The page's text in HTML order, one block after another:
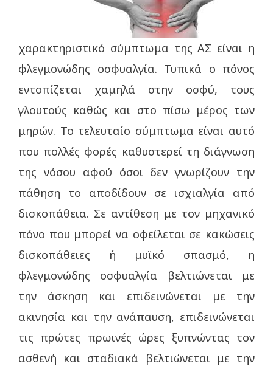
χαρακτηριστικό σύμπτωμα της ΑΣ είναι η
φλεγμονώδης οσφυαλγία. Τυπικά ο πόνος
εντοπίζεται χαμηλά στην οσφύ, τους
γλουτούς καθώς και στο πίσω μέρος των
μηρών. Το τελευταίο σύμπτωμα είναι αυτό
που πολλές φορές καθυστερεί τη διάγνωση
της νόσου αφού όσοι δεν γνωρίζουν την
πάθηση το αποδίδουν σε ισχιαλγία από
δισκοπάθεια. Σε αντίθεση με τον μηχανικό
πόνο που μπορεί να οφείλεται σε κακώσεις
δισκοπάθειες ή μυϊκό σπασμό, η
φλεγμονώδης οσφυαλγία βελτιώνεται με
την άσκηση και επιδεινώνεται με την
ακινησία και την ανάπαυση, επιδεινώνεται
τις πρώτες πρωινές ώρες ξυπνώντας τον
ασθενή και σταδιακά βελτιώνεται με την